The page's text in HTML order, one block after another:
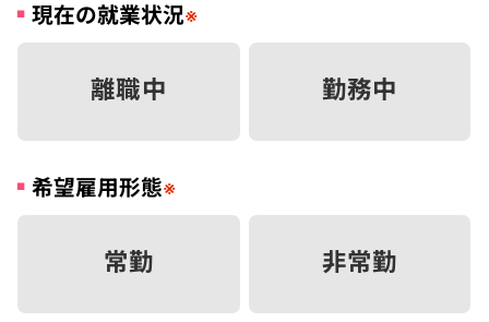
現在の就業状況※
離職中 勤務中
希望雇用形態※
常勤 非常勤